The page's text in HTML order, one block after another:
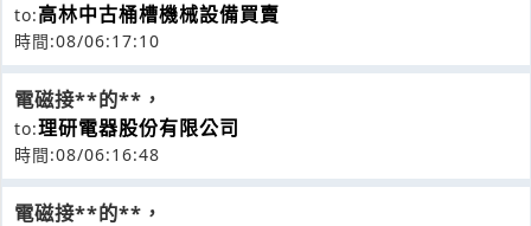
to:高林中古桶槽機械設備買賣
時間:08/06:17:10
電磁接**的**，
to:理研電器股份有限公司
時間:08/06:16:48
電磁接**的**，